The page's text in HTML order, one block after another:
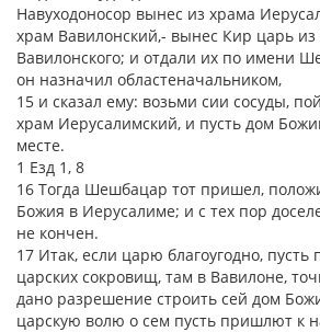
Навуходоносор вынес из храма
храм Вавилонский,- вынес Кир царь из
Вавилонского; и отдали их по имени
он назначил областеначальником,
15 и сказал ему: возьми сии сосуды,
храм Иерусалимский, и пусть дом
месте.
1 Езд 1, 8
16 Тогда Шешбацар тот пришел,
Божия в Иерусалиме; и с тех пор
не кончен.
17 Итак, если царю благоугодно,
царских сокровищ, там в Вавилоне,
дано разрешение строить сей дом
царскую волю о сем пусть пришлют к